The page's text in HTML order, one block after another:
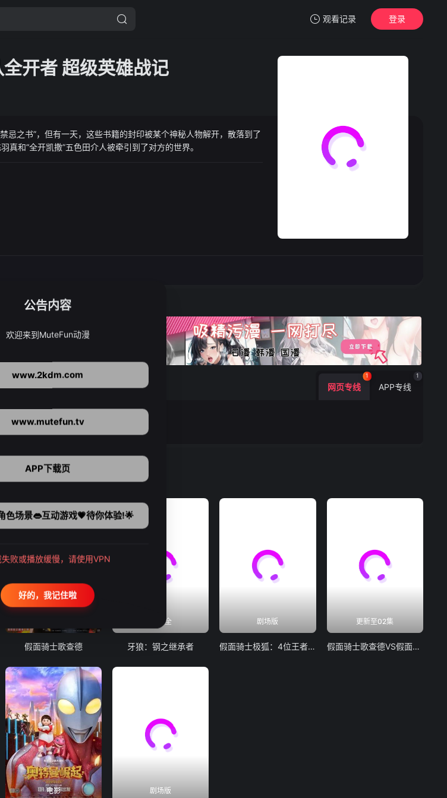
观看记录 登录
开者 超级英雄战记
忌之书”，但有一天，这些书籍的封印被某个神秘人物解开，散落到了
真和“全开凯撒”五色田介人被牵引到了对方的世界。
网页专线
1
APP专线
1
假面骑士歌查德
12集全
牙狼：钢之继承者
剧场版
假面骑士极狐：4位王者与黑狐
更新至02集
假面骑士歌查德VS假面骑士雷杰德
电影 剧场版
公告内容
欢迎来到MuteFun动漫
www.2kdm.com
www.mutefun.tv
APP下载页
色场景👄互动游戏💗待你体验!🌟
败或播放缓慢，请使用VPN
好的，我记住啦